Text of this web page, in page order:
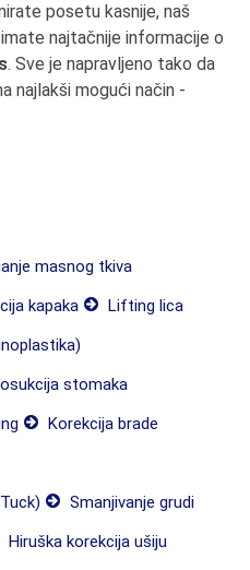
posetu kasnije, naš
najtačnije informacije o
. Sve je napravljeno tako da
najlakši mogući način -
masnog tkiva
kapaka
Lifting lica
stomaka
Korekcija brade
Smanjivanje grudi
Hiruška korekcija ušiju